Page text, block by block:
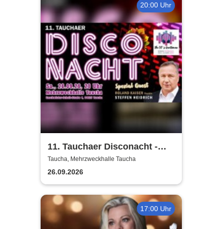
20:00 Uhr
11. Tauchaer Disconacht -
Herbstedition
Taucha, Mehrzweckhalle Taucha
26.09.2026
17:00 Uhr